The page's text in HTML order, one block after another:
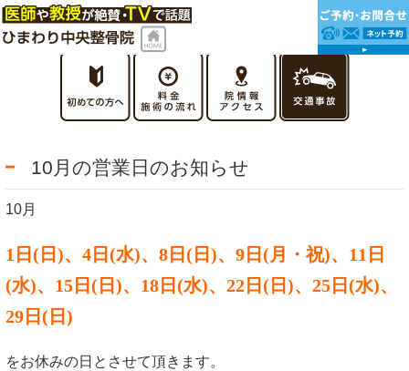
10月の営業日のお知らせ
10月
1日(日)、4日(水)、8日(日)、9日(月・祝)、 11日
(水)、 15 日(日)、18 日(水)、22日(日)、25日(水)、
29日(日)
をお休みの日とさせて頂きます。